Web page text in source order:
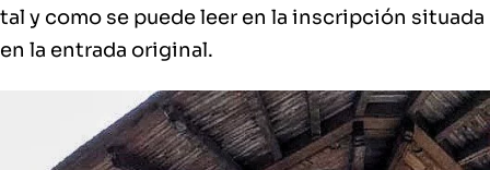
tal y como se puede leer en la inscripción situada
en la entrada original.